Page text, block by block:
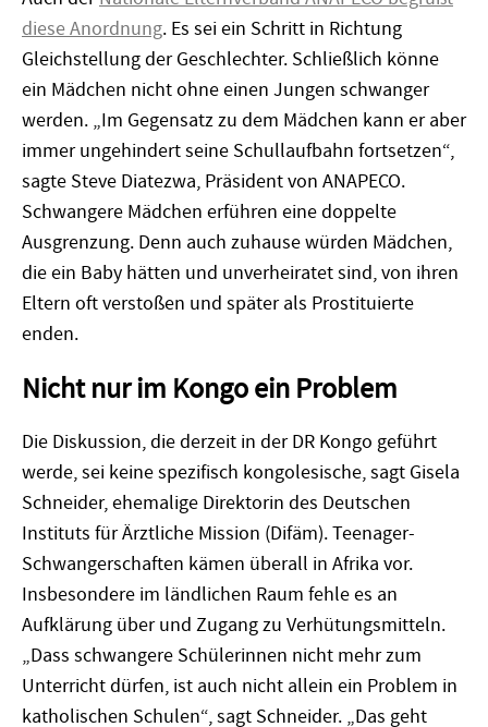
diese Anordnung. Es sei ein Schritt in Richtung
Gleichstellung der Geschlechter. Schließlich könne
ein Mädchen nicht ohne einen Jungen schwanger
werden. „Im Gegensatz zu dem Mädchen kann er aber
immer ungehindert seine Schullaufbahn fortsetzen“,
sagte Steve Diatezwa, Präsident von ANAPECO.
Schwangere Mädchen erführen eine doppelte
Ausgrenzung. Denn auch zuhause würden Mädchen,
die ein Baby hätten und unverheiratet sind, von ihren
Eltern oft verstoßen und später als Prostituierte
enden.
Nicht nur im Kongo ein Problem
Die Diskussion, die derzeit in der DR Kongo geführt
werde, sei keine spezifisch kongolesische, sagt Gisela
Schneider, ehemalige Direktorin des Deutschen
Instituts für Ärztliche Mission (Difäm). Teenager-
Schwangerschaften kämen überall in Afrika vor.
Insbesondere im ländlichen Raum fehle es an
Aufklärung über und Zugang zu Verhütungsmitteln.
„Dass schwangere Schülerinnen nicht mehr zum
Unterricht dürfen, ist auch nicht allein ein Problem in
katholischen Schulen“, sagt Schneider. „Das geht